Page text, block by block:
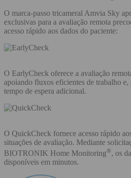
O marca-passo tricameral Amvia Sky
exclusivas para a avaliação remota
acesso rápido aos dados do paciente:
O EarlyCheck oferece a avaliação
apoiando fluxos eficientes de trabalho
tempo de espera adicional.
O QuickCheck fornece acesso rápido
situações de avaliação. Mediante
BIOTRONIK Home Monitoring®, os
disponíveis em minutos.